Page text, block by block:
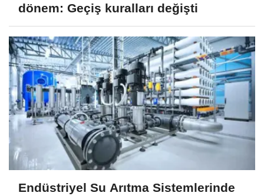
dönem: Geçiş kuralları değişti
Endüstriyel Su Arıtma Sistemlerinde